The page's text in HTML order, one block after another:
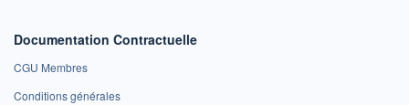
Documentation Contractuelle
CGU Membres
Conditions générales